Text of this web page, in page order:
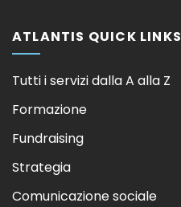
ATLANTIS QUICK LINKS
Tutti i servizi dalla A alla Z
Formazione
Fundraising
Strategia
Comunicazione sociale